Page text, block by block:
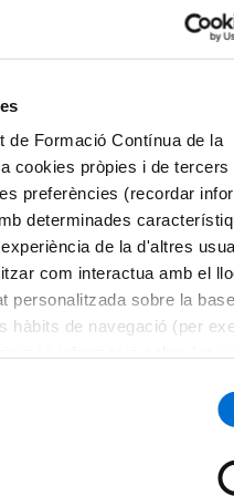
de Formació Contínua de la
cookies pròpies i de tercers
preferències (recordar
determinades
de la d'altres
com interactua amb el
personalitzada sobre la
hàbits de navegació (per
per la Universitat de
de l’Espai Europeu
crèdits ECTS.
a After Effects